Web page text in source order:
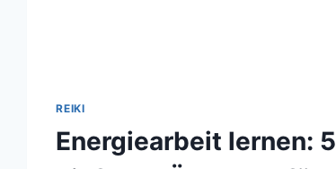
REIKI
Energiearbeit lernen: 5